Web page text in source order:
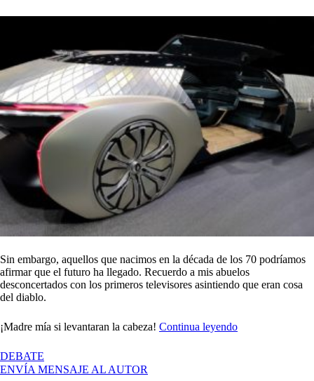
Sin embargo, aquellos que nacimos en la década de los 70 podríamos
afirmar que el futuro ha llegado. Recuerdo a mis abuelos
desconcertados con los primeros televisores asintiendo que eran cosa
del diablo.
¡Madre mía si levantaran la cabeza! Continua leyendo«Primera
DEBATE
PRIMERA
ENVÍA MENSAJE AL AUTOR